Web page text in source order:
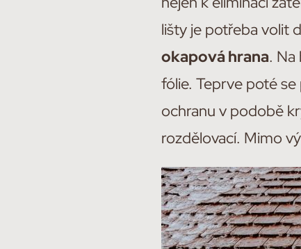
lišty je potřeba volit
okapová hrana. Na
fólie. Teprve poté
ochranu v podobě
rozdělovací. Mimo